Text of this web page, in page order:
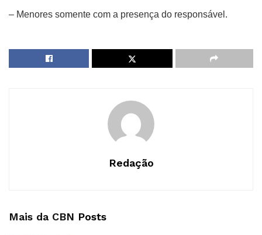
– Menores somente com a presença do responsável.
Redação
Mais da CBN Posts